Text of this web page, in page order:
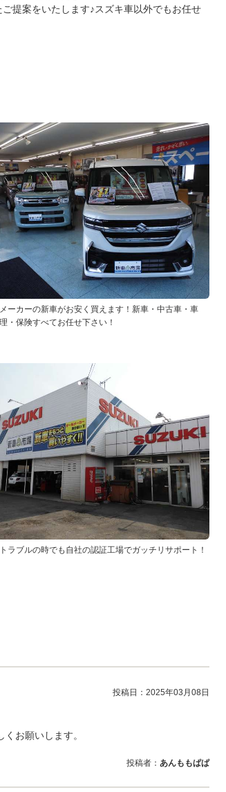
提案をいたします♪スズキ車以外でもお任せ
ーカーの新車がお安く買えます！新車・中古車・車
・保険すべてお任せ下さい！
ラブルの時でも自社の認証工場でガッチリサポート！
投稿日： 2025年03月08日
お願いします。
投稿者： あんももぱぱ